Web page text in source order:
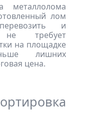
металлолома
лом
и
требует
на площадке
лишних
цена.